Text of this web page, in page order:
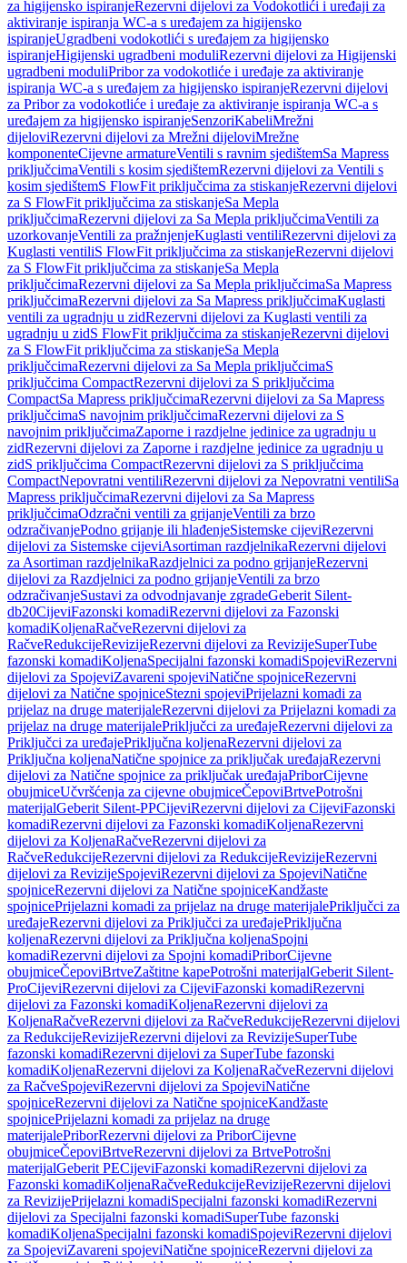
za higijensko ispiranjeRezervni dijelovi za Vodokotlići i uređaji za
aktiviranje ispiranja WC-a s uređajem za higijensko
ispiranjeUgradbeni vodokotlići s uređajem za higijensko
ispiranjeHigijenski ugradbeni moduliRezervni dijelovi za Higijenski
ugradbeni moduliPribor za vodokotliće i uređaje za aktiviranje
ispiranja WC-a s uređajem za higijensko ispiranjeRezervni dijelovi
za Pribor za vodokotliće i uređaje za aktiviranje ispiranja WC-a s
uređajem za higijensko ispiranjeSenzoriKabeliMrežni
dijeloviRezervni dijelovi za Mrežni dijeloviMrežne
komponenteCijevne armatureVentili s ravnim sjedištemSa Mapress
priključcimaVentili s kosim sjedištemRezervni dijelovi za Ventili s
kosim sjedištemS FlowFit priključcima za stiskanjeRezervni dijelovi
za S FlowFit priključcima za stiskanjeSa Mepla
priključcimaRezervni dijelovi za Sa Mepla priključcimaVentili za
uzorkovanjeVentili za pražnjenjeKuglasti ventiliRezervni dijelovi za
Kuglasti ventiliS FlowFit priključcima za stiskanjeRezervni dijelovi
za S FlowFit priključcima za stiskanjeSa Mepla
priključcimaRezervni dijelovi za Sa Mepla priključcimaSa Mapress
priključcimaRezervni dijelovi za Sa Mapress priključcimaKuglasti
ventili za ugradnju u zidRezervni dijelovi za Kuglasti ventili za
ugradnju u zidS FlowFit priključcima za stiskanjeRezervni dijelovi
za S FlowFit priključcima za stiskanjeSa Mepla
priključcimaRezervni dijelovi za Sa Mepla priključcimaS
priključcima CompactRezervni dijelovi za S priključcima
CompactSa Mapress priključcimaRezervni dijelovi za Sa Mapress
priključcimaS navojnim priključcimaRezervni dijelovi za S
navojnim priključcimaZaporne i razdjelne jedinice za ugradnju u
zidRezervni dijelovi za Zaporne i razdjelne jedinice za ugradnju u
zidS priključcima CompactRezervni dijelovi za S priključcima
CompactNepovratni ventiliRezervni dijelovi za Nepovratni ventiliSa
Mapress priključcimaRezervni dijelovi za Sa Mapress
priključcimaOdzračni ventili za grijanjeVentili za brzo
odzračivanjePodno grijanje ili hlađenjeSistemske cijeviRezervni
dijelovi za Sistemske cijeviAsortiman razdjelnikaRezervni dijelovi
za Asortiman razdjelnikaRazdjelnici za podno grijanjeRezervni
dijelovi za Razdjelnici za podno grijanjeVentili za brzo
odzračivanjeSustavi za odvodnjavanje zgradeGeberit Silent-
db20CijeviFazonski komadiRezervni dijelovi za Fazonski
komadiKoljenaRačveRezervni dijelovi za
RačveRedukcijeRevizijeRezervni dijelovi za RevizijeSuperTube
fazonski komadiKoljenaSpecijalni fazonski komadiSpojeviRezervni
dijelovi za SpojeviZavareni spojeviNatične spojniceRezervni
dijelovi za Natične spojniceStezni spojeviPrijelazni komadi za
prijelaz na druge materijaleRezervni dijelovi za Prijelazni komadi za
prijelaz na druge materijalePriključci za uređajeRezervni dijelovi za
Priključci za uređajePriključna koljenaRezervni dijelovi za
Priključna koljenaNatične spojnice za priključak uređajaRezervni
dijelovi za Natične spojnice za priključak uređajaPriborCijevne
obujmiceUčvršćenja za cijevne obujmiceČepoviBrtvePotrošni
materijalGeberit Silent-PPCijeviRezervni dijelovi za CijeviFazonski
komadiRezervni dijelovi za Fazonski komadiKoljenaRezervni
dijelovi za KoljenaRačveRezervni dijelovi za
RačveRedukcijeRezervni dijelovi za RedukcijeRevizijeRezervni
dijelovi za RevizijeSpojeviRezervni dijelovi za SpojeviNatične
spojniceRezervni dijelovi za Natične spojniceKandžaste
spojnicePrijelazni komadi za prijelaz na druge materijalePriključci za
uređajeRezervni dijelovi za Priključci za uređajePriključna
koljenaRezervni dijelovi za Priključna koljenaSpojni
komadiRezervni dijelovi za Spojni komadiPriborCijevne
obujmiceČepoviBrtveZaštitne kapePotrošni materijalGeberit Silent-
ProCijeviRezervni dijelovi za CijeviFazonski komadiRezervni
dijelovi za Fazonski komadiKoljenaRezervni dijelovi za
KoljenaRačveRezervni dijelovi za RačveRedukcijeRezervni dijelovi
za RedukcijeRevizijeRezervni dijelovi za RevizijeSuperTube
fazonski komadiRezervni dijelovi za SuperTube fazonski
komadiKoljenaRezervni dijelovi za KoljenaRačveRezervni dijelovi
za RačveSpojeviRezervni dijelovi za SpojeviNatične
spojniceRezervni dijelovi za Natične spojniceKandžaste
spojnicePrijelazni komadi za prijelaz na druge
materijalePriborRezervni dijelovi za PriborCijevne
obujmiceČepoviBrtveRezervni dijelovi za BrtvePotrošni
materijalGeberit PECijeviFazonski komadiRezervni dijelovi za
Fazonski komadiKoljenaRačveRedukcijeRevizijeRezervni dijelovi
za RevizijePrijelazni komadiSpecijalni fazonski komadiRezervni
dijelovi za Specijalni fazonski komadiSuperTube fazonski
komadiKoljenaSpecijalni fazonski komadiSpojeviRezervni dijelovi
za SpojeviZavareni spojeviNatične spojniceRezervni dijelovi za